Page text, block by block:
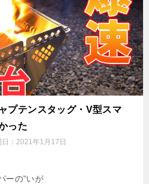
プテンスタッグ・V型スマ
った
： 2021年1月17日
ーの”いが